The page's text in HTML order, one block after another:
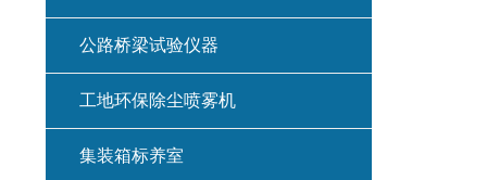
公路桥梁试验仪器
工地环保除尘喷雾机
集装箱标养室